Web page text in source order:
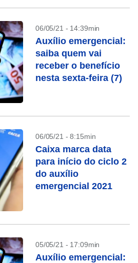
06/05/21 - 14:39min
Auxílio emergencial:
saiba quem vai
receber o benefício
nesta sexta-feira (7)
06/05/21 - 8:15min
Caixa marca data
para início do ciclo 2
do auxílio
emergencial 2021
05/05/21 - 17:09min
Auxílio emergencial: